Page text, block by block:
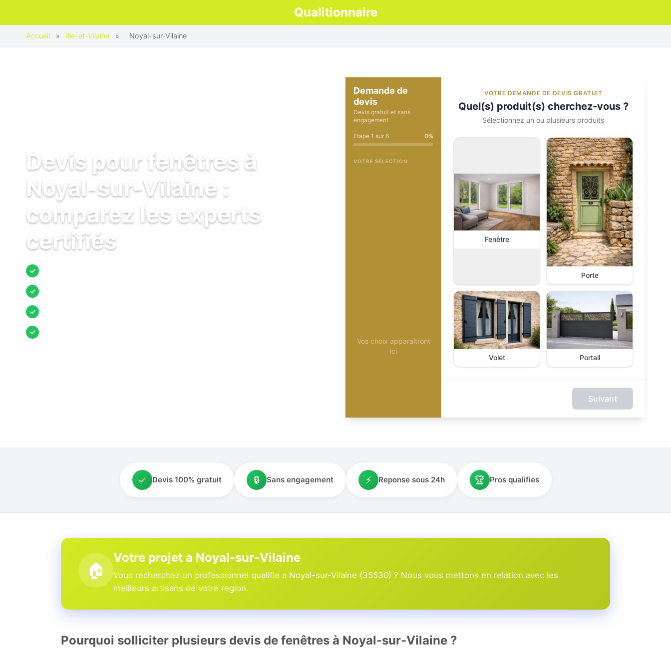
Qualitionnaire
Accueil » Ille-et-Vilaine » Noyal-sur-Vilaine
Devis pour fenêtres à
Noyal-sur-Vilaine :
comparez les experts
certifiés
✓
✓
✓
✓
Demande de
devis
Devis gratuit et sans
engagement
Etape 1 sur 6 0%
VOTRE SÉLECTION
Vos choix apparaîtront
ici
VOTRE DEMANDE DE DEVIS GRATUIT
Quel(s) produit(s) cherchez-vous ?
Sélectionnez un ou plusieurs produits
Fenêtre
Porte
Volet Portail
Suivant
✓ Devis 100% gratuit 🔒 Sans engagement ⚡ Reponse sous 24h 🏆 Pros qualifies
🏠
Votre projet a Noyal-sur-Vilaine
Vous recherchez un professionnel qualifie a Noyal-sur-Vilaine (35530) ? Nous vous mettons en relation avec les
meilleurs artisans de votre region.
Pourquoi solliciter plusieurs devis de fenêtres à Noyal-sur-Vilaine ?